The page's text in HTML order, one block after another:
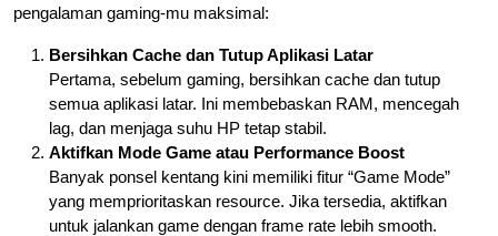
pengalaman gaming-mu maksimal:
Bersihkan Cache dan Tutup Aplikasi Latar
Pertama, sebelum gaming, bersihkan cache dan tutup
semua aplikasi latar. Ini membebaskan RAM, mencegah
lag, dan menjaga suhu HP tetap stabil.
Aktifkan Mode Game atau Performance Boost
Banyak ponsel kentang kini memiliki fitur “Game Mode”
yang memprioritaskan resource. Jika tersedia, aktifkan
untuk jalankan game dengan frame rate lebih smooth.